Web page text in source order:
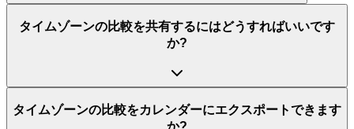
タイムゾーンの比較を共有するにはどうすればいいです
か?
タイムゾーンの比較をカレンダーにエクスポートできます
か?